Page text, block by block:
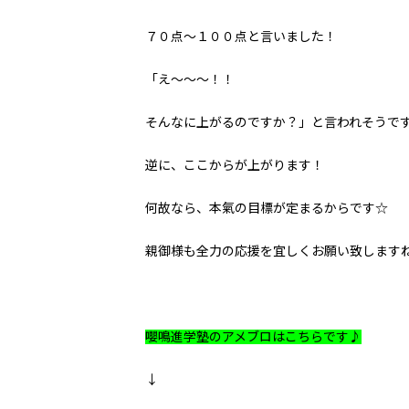
７０点～１００点と言いました！
「え～～～！！
そんなに上がるのですか？」と言われそうです
逆に、ここからが上がります！
何故なら、本氣の目標が定まるからです☆
親御様も全力の応援を宜しくお願い致します
嚶鳴進学塾のアメブロはこちらです♪
↓